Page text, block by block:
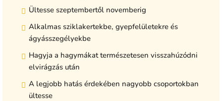
Ültesse szeptembertől novemberig
Alkalmas sziklakertekbe, gyepfelületekre és
ágyásszegélyekbe
Hagyja a hagymákat természetesen visszahúzódni
elvirágzás után
A legjobb hatás érdekében nagyobb csoportokban
ültesse